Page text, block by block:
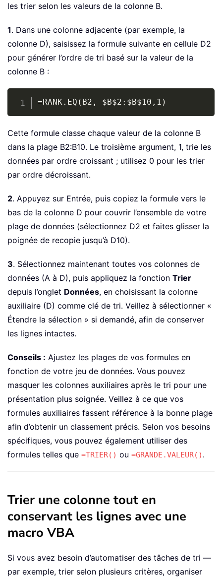
les trier selon les valeurs de la colonne B.
1. Dans une colonne adjacente (par exemple, la
colonne D), saisissez la formule suivante en cellule D2
pour générer l’ordre de tri basé sur la valeur de la
colonne B :
=RANK.EQ(B2, $B$2:$B$10,1)
Cette formule classe chaque valeur de la colonne B
dans la plage B2:B10. Le troisième argument, 1, trie les
données par ordre croissant ; utilisez 0 pour les trier
par ordre décroissant.
2. Appuyez sur Entrée, puis copiez la formule vers le
bas de la colonne D pour couvrir l’ensemble de votre
plage de données (sélectionnez D2 et faites glisser la
poignée de recopie jusqu’à D10).
3. Sélectionnez maintenant toutes vos colonnes de
données (A à D), puis appliquez la fonction Trier
depuis l’onglet Données, en choisissant la colonne
auxiliaire (D) comme clé de tri. Veillez à sélectionner «
Étendre la sélection » si demandé, afin de conserver
les lignes intactes.
Conseils : Ajustez les plages de vos formules en
fonction de votre jeu de données. Vous pouvez
masquer les colonnes auxiliaires après le tri pour une
présentation plus soignée. Veillez à ce que vos
formules auxiliaires fassent référence à la bonne plage
afin d’obtenir un classement précis. Selon vos besoins
spécifiques, vous pouvez également utiliser des
formules telles que =TRIER() ou =GRANDE.VALEUR() .
Trier une colonne tout en
conservant les lignes avec une
macro VBA
Si vous avez besoin d’automatiser des tâches de tri —
par exemple, trier selon plusieurs critères, organiser